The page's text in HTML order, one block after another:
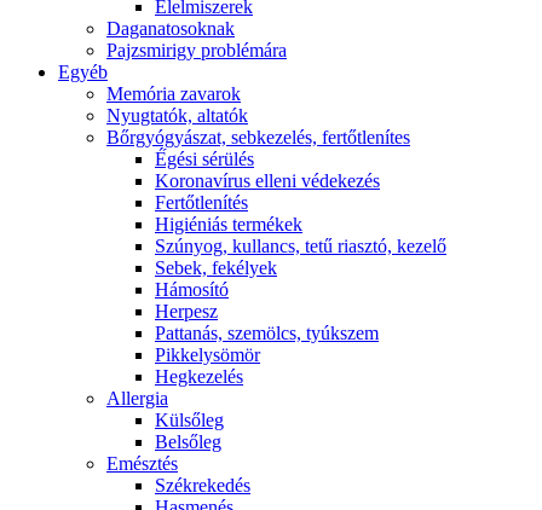
É́lelmiszerek
Daganatosoknak
Pajzsmirigy problémára
Egyéb
Memória zavarok
Nyugtatók, altatók
Bőrgyógyászat, sebkezelés, fertőtlenítes
É́gési sérülés
Koronavírus elleni védekezés
Fertőtlenítés
Higiéniás termékek
Szúnyog, kullancs, tetű riasztó, kezelő
Sebek, fekélyek
Hámosító
Herpesz
Pattanás, szemölcs, tyúkszem
Pikkelysömör
Hegkezelés
Allergia
Külsőleg
Belsőleg
Emésztés
Székrekedés